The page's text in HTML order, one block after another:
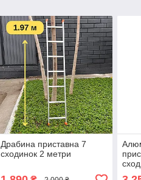
Драбина приставна 7
сходинок 2 метри